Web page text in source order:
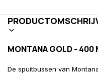
MONTANA GOLD - 400
De spuitbussen van